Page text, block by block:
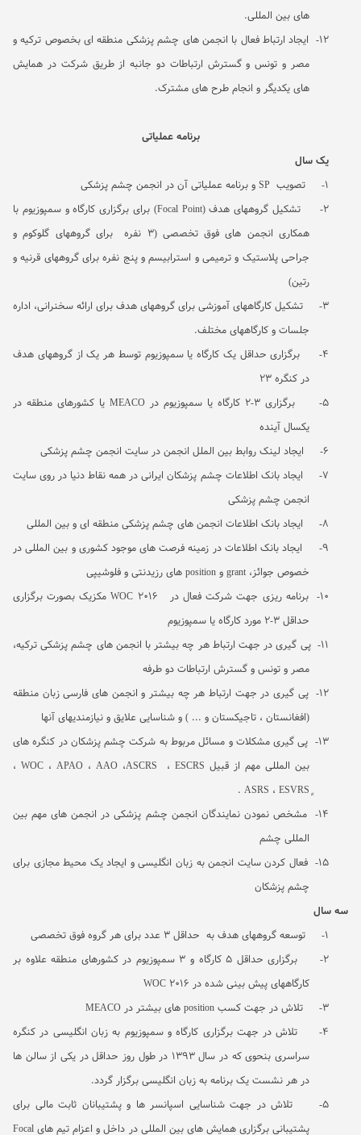
های بین المللی.
12-
ایجاد ارتباط فعال با انجمن های چشم پزشکی منطقه ای بخصوص ترکیه و
مصر و تونس و گسترش ارتباطات دو جانبه از طریق شرکت در همایش
های یکدیگر و انجام طرح های مشترک.
برنامه عملیاتی
یک سال
1-
تصویب SP و برنامه عملیاتی آن در انجمن چشم پزشکی
2-
تشکیل گروههای هدف (Focal Point) برای برگزاری کارگاه و سمپوزیوم با
همکاری انجمن های فوق تخصصی (3 نفره
برای گروههای گلوکوم و
جراحی پلاستیک و ترمیمی و استرابیسم و پنج نفره برای گروههای قرنیه و
رتین)
3-
تشکیل کارگاههای آموزشی برای گروههای هدف برای ارائه سخنرانی، اداره
جلسات و کارگاههای مختلف.
4-
برگزاری حداقل یک کارگاه یا سمپوزیوم توسط هر یک از گروههای هدف
در کنگره 23
5-
برگزاری 3-2 کارگاه یا سمپوزیوم در MEACO یا کشورهای منطقه در
یکسال آینده
6-
ایجاد لینک روابط بین الملل انجمن در سایت انجمن چشم پزشکی
7-
ایجاد بانک اطلاعات چشم پزشکان ایرانی در همه نقاط دنیا در روی سایت
انجمن چشم پزشکی
8-
ایجاد بانک اطلاعات انجمن های چشم پزشکی منطقه ای و بین المللی
9-
ایجاد بانک اطلاعات در زمینه فرصت های موجود کشوری و بین المللی در
خصوص جوائز، grant و position های رزیدنتی و فلوشیپی
10-
برنامه ریزی جهت شرکت فعال در WOC 2016 مکزیک بصورت برگزاری
حداقل 3-2 مورد کارگاه یا سمپوزیوم
11-
پی گیری در جهت ارتباط هر چه بیشتر با انجمن های چشم پزشکی ترکیه،
مصر و تونس و گسترش ارتباطات دو طرفه
12-
پی گیری در جهت ارتباط هر چه بیشتر و انجمن های فارسی زبان منطقه
(افغانستان ، تاجیکستان و ... ) و شناسایی علایق و نیازمندیهای آنها
13-
پی گیری مشکلات و مسائل مربوط به شرکت چشم پزشکان در کنگره های
بین المللی مهم از قبیل ESCRS ، ASCRS، AAO ، APAO ، WOC ،
ESVRS ، ASRS
.
14-
مشخص نمودن نمایندگان انجمن چشم پزشکی در انجمن های مهم بین
المللی چشم
15-
فعال کردن سایت انجمن به زبان انگلیسی و ایجاد یک محیط مجازی برای
چشم پزشکان
سه سال
1-
توسعه گروههای هدف به حداقل 3 عدد برای هر گروه فوق تخصصی
2-
برگزاری حداقل 5 کارگاه و 3 سمپوزیوم در کشورهای منطقه علاوه بر
کارگاههای پیش بینی شده در WOC 2016
3-
تلاش در جهت کسب position های بیشتر در MEACO
4-
تلاش در جهت برگزاری کارگاه و سمپوزیوم به زبان انگلیسی در کنگره
سراسری بنحوی که در سال 1393 در طول روز حداقل در یکی از سالن ها
در هر نشست یک برنامه به زبان انگلیسی برگزار گردد.
5-
تلاش در جهت شناسایی اسپانسر ها و پشتیبانان ثابت مالی برای
پشتیبانی برگزاری همایش های بین المللی در داخل و اعزام تیم های Focal